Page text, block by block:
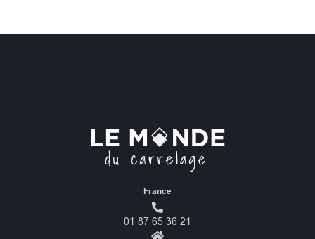
France
01 87 65 36 21